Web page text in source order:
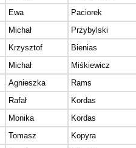
Ewa Paciorek
Michał Przybylski
Krzysztof Bienias
Michał Miśkiewicz
Agnieszka Rams
Rafał Kordas
Monika Kordas
Tomasz Kopyra